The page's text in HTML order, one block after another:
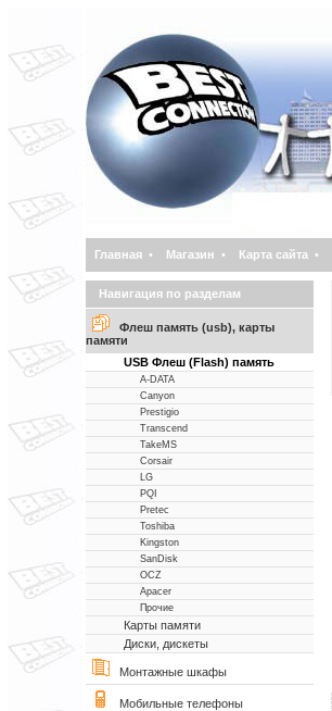
Главная • Магазин • Карта сайта •
Навигация по разделам
Флеш память (usb), карты
памяти
USB Флеш (Flash) память
A-DATA
Canyon
Prestigio
Transcend
TakeMS
Corsair
LG
PQI
Pretec
Toshiba
Kingston
SanDisk
OCZ
Apacer
Прочие
Карты памяти
Диски, дискеты
Монтажные шкафы
Мобильные телефоны